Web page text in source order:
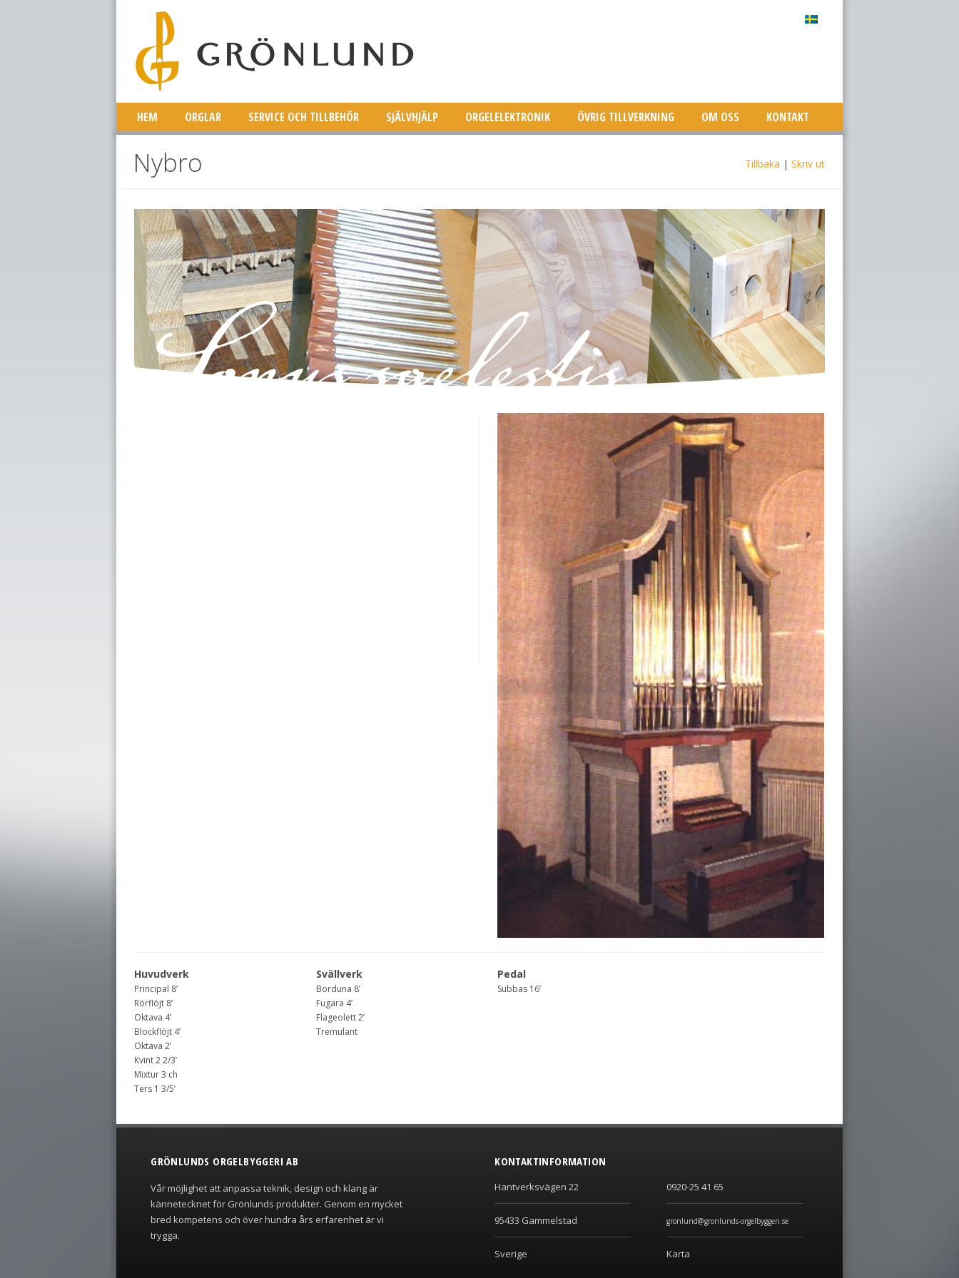
HEM ORGLAR SERVICE OCH TILLBEHÖR SJÄLVHJÄLP ORGELELEKTRONIK ÖVRIG TILLVERKNING OM OSS KONTAKT
Nybro Tillbaka | Skriv ut
Huvudverk
Principal 8’
Rörflöjt 8’
Oktava 4’
Blockflöjt 4’
Oktava 2’
Kvint 2 2/3’
Mixtur 3 ch
Ters 1 3/5’
Svällverk
Borduna 8’
Fugara 4’
Flageolett 2’
Tremulant
Pedal
Subbas 16’
GRÖNLUNDS ORGELBYGGERI AB
Vår möjlighet att anpassa teknik, design och klang är
kännetecknet för Grönlunds produkter. Genom en mycket
bred kompetens och över hundra års erfarenhet är vi
trygga.
KONTAKTINFORMATION
Hantverksvägen 22
95433 Gammelstad
Sverige
0920-25 41 65
gronlund@gronlunds-orgelbyggeri.se
Karta